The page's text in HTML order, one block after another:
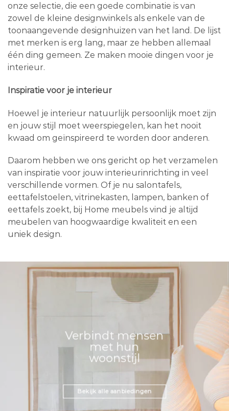
onze selectie, die een goede combinatie is van
zowel de kleine designwinkels als enkele van de
toonaangevende designhuizen van het land. De lijst
met merken is erg lang, maar ze hebben allemaal
één ding gemeen. Ze maken mooie dingen voor je
interieur.
Inspiratie voor je interieur
Hoewel je interieur natuurlijk persoonlijk moet zijn
en jouw stijl moet weerspiegelen, kan het nooit
kwaad om geïnspireerd te worden door anderen.
Daarom hebben we ons gericht op het verzamelen
van inspiratie voor jouw interieurinrichting in veel
verschillende vormen. Of je nu salontafels,
eettafelstoelen, vitrinekasten, lampen, banken of
eettafels zoekt, bij Home meubels vind je altijd
meubelen van hoogwaardige kwaliteit en een
uniek design.
Verbindt mensen
met hun
woonstijl
Bekijk alle aanbiedingen